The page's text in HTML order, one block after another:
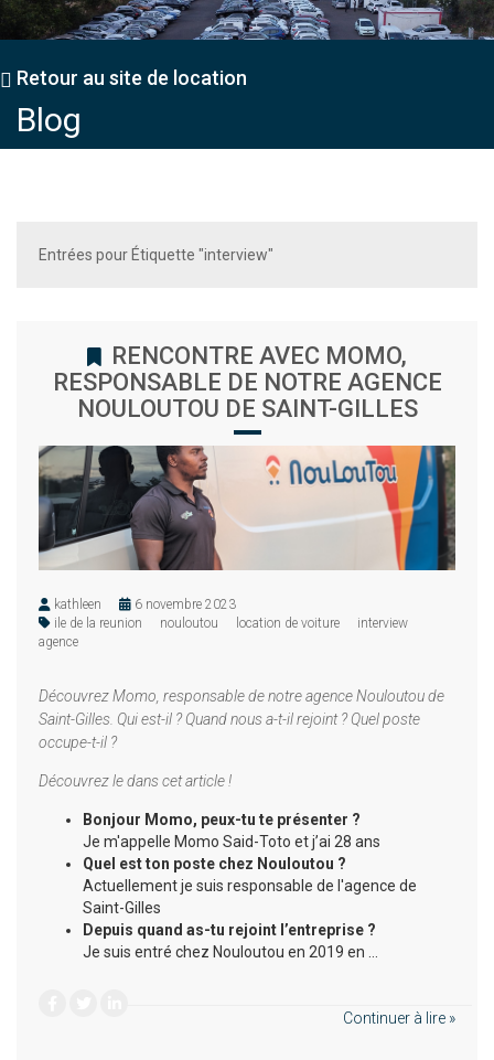
Retour au site de location
Blog
Entrées pour Étiquette "interview"
RENCONTRE AVEC MOMO,
RESPONSABLE DE NOTRE AGENCE
NOULOUTOU DE SAINT-GILLES
kathleen
6 novembre 2023
ile de la reunion
nouloutou location de voiture
interview
agence
Découvrez Momo, responsable de notre agence Nouloutou de
Saint-Gilles. Qui est-il ? Quand nous a-t-il rejoint ? Quel poste
occupe-t-il ?
Découvrez le dans cet article !
Bonjour Momo, peux-tu te présenter ?
Je m'appelle Momo Said-Toto et j’ai 28 ans
Quel est ton poste chez Nouloutou ?
Actuellement je suis responsable de l'agence de
Saint-Gilles
Depuis quand as-tu rejoint l’entreprise ?
Je suis entré chez Nouloutou en 2019 en …
Continuer à lire »